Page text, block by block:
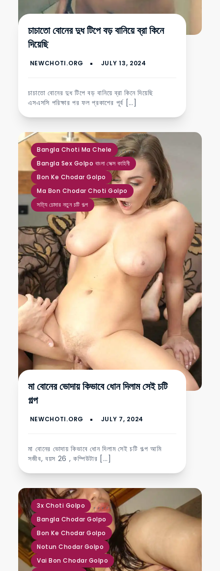
চাচাতো বোনের দুধ টিপে বড় বানিয়ে ব্রা কিনে
দিয়েছি
চাচাতো বোনের দুধ টিপে বড় বানিয়ে ব্রা কিনে দিয়েছি
এসএসসি পরিক্ষার পর ফল প্রকাশের পূর্ব […]
Bangla Choti Ma Chele ,
Bangla Sex Golpo বাংলা সেক্স কাহিনী
,
Bon Ke Chodar Golpo
,
Ma Bon Chodar Choti Golpo
,
সত্যি চোদার নতুন চটি গল্প
মা বোনের ভোদায় কিভাবে ধোন দিলাম সেই চটি
গল্প
মা বোনের ভোদায় কিভাবে ধোন দিলাম সেই চটি গল্প আমি
সজীব, বয়স 26 , কম্পিউটার […]
3x Choti Golpo ,
Bangla Chodar Golpo
,
Bon Ke Chodar Golpo
,
Notun Chodar Golpo
,
Vai Bon Chodar Golpo
,